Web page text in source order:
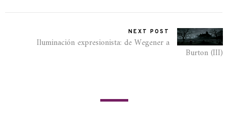
NEXT POST
Iluminación expresionista: de Wegener a
Burton (III)